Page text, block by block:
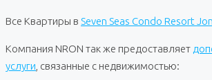
Все Квартиры в Seven Seas Condo Resort
Компания NRON так же предоставляет
услуги , связанные с недвижимостью: